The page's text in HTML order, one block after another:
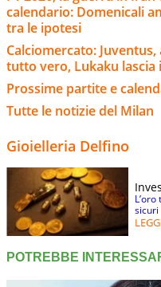
calendario: Domenicali
tra le ipotesi
Calciomercato:
tutto vero, Lukaku lascia
Prossime partite e
Tutte le notizie del Milan
Gioielleria Delfino
sicuri